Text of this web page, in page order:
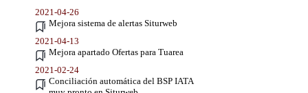
2021-04-26
Mejora sistema de alertas Siturweb
2021-04-13
Mejora apartado Ofertas para Tuarea
2021-02-24
Conciliación automática del BSP IATA